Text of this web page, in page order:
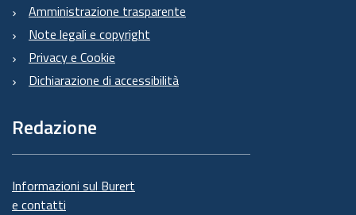
Amministrazione trasparente
Note legali e copyright
Privacy e Cookie
Dichiarazione di accessibilità
Redazione
Informazioni sul Burert
e contatti